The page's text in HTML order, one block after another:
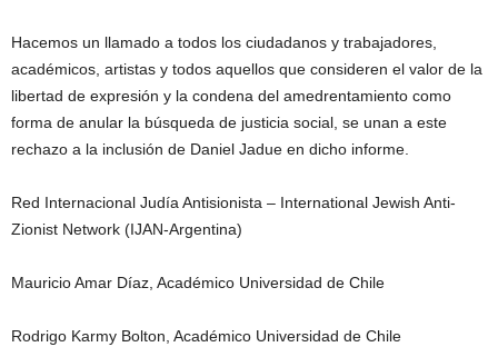
Hacemos un llamado a todos los ciudadanos y trabajadores,
académicos, artistas y todos aquellos que consideren el valor de la
libertad de expresión y la condena del amedrentamiento como
forma de anular la búsqueda de justicia social, se unan a este
rechazo a la inclusión de Daniel Jadue en dicho informe.
Red Internacional Judía Antisionista – International Jewish Anti-
Zionist Network (IJAN-Argentina)
Mauricio Amar Díaz, Académico Universidad de Chile
Rodrigo Karmy Bolton, Académico Universidad de Chile